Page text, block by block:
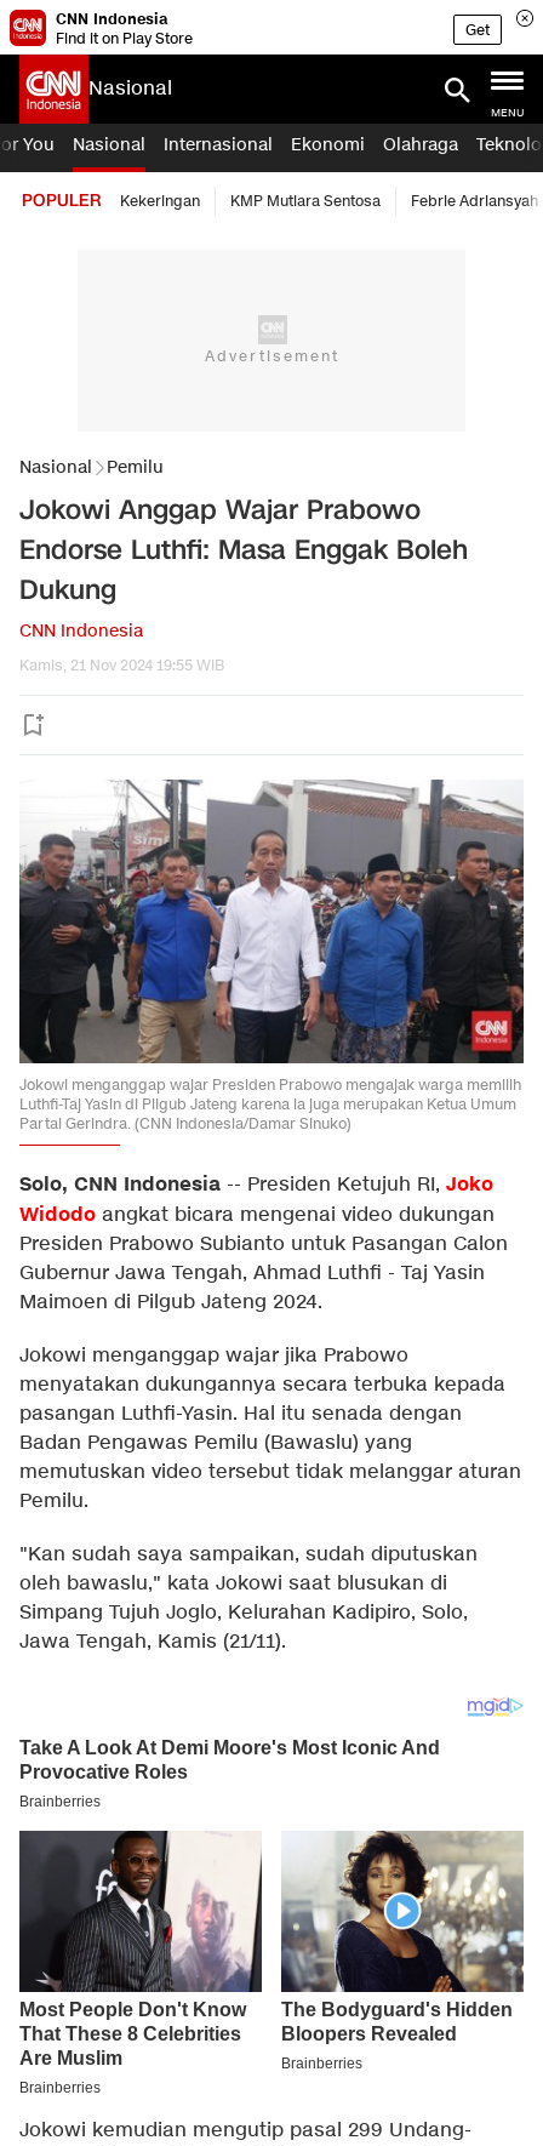
CNN Indonesia
Find it on Play Store
Get
Nasional
MENU
You Nasional Internasional Ekonomi Olahraga
POPULER Kekeringan KMP Mutiara Sentosa Febrie Adriansyah
Nasional Pemilu
Jokowi Anggap Wajar Prabowo
Endorse Luthfi: Masa Enggak Boleh
Dukung
CNN Indonesia
Kamis, 21 Nov 2024 19:55 WIB
Jokowi menganggap wajar Presiden Prabowo mengajak warga memilih
Luthfi-Taj Yasin di Pilgub Jateng karena ia juga merupakan Ketua Umum
Partai Gerindra. (CNN Indonesia/Damar Sinuko)
Solo, CNN Indonesia -- Presiden Ketujuh RI, Joko
Widodo angkat bicara mengenai video dukungan
Presiden Prabowo Subianto untuk Pasangan Calon
Gubernur Jawa Tengah, Ahmad Luthfi - Taj Yasin
Maimoen di Pilgub Jateng 2024.
Jokowi menganggap wajar jika Prabowo
menyatakan dukungannya secara terbuka kepada
pasangan Luthfi-Yasin. Hal itu senada dengan
Badan Pengawas Pemilu (Bawaslu) yang
memutuskan video tersebut tidak melanggar aturan
Pemilu.
"Kan sudah saya sampaikan, sudah diputuskan
oleh bawaslu," kata Jokowi saat blusukan di
Simpang Tujuh Joglo, Kelurahan Kadipiro, Solo,
Jawa Tengah, Kamis (21/11).
Jokowi kemudian mengutip pasal 299 Undang-